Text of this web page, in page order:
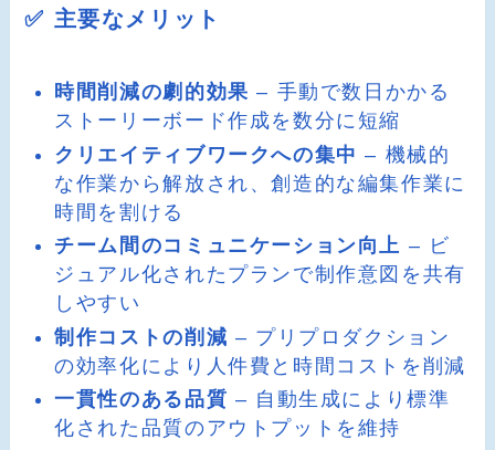
✅ 主要なメリット
時間削減の劇的効果 – 手動で数日かかる
ストーリーボード作成を数分に短縮
クリエイティブワークへの集中 – 機械的
な作業から解放され、創造的な編集作業に
時間を割ける
チーム間のコミュニケーション向上 – ビ
ジュアル化されたプランで制作意図を共有
しやすい
制作コストの削減 – プリプロダクション
の効率化により人件費と時間コストを削減
一貫性のある品質 – 自動生成により標準
化された品質のアウトプットを維持